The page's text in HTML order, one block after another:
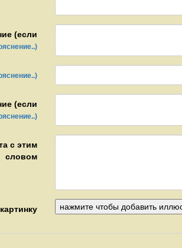
(если
(если
с этим
словом